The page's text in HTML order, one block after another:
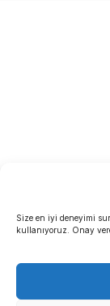
Size en iyi deneyimi
kullanıyoruz. Onay